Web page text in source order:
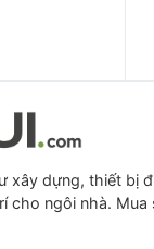
xây dựng, thiết bị
cho ngôi nhà.